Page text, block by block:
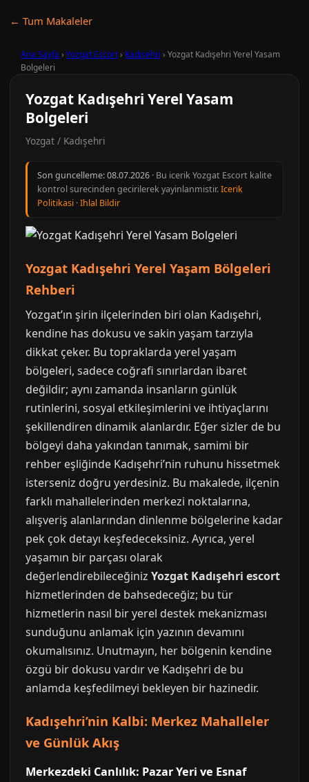
← Tum Makaleler
Ana Sayfa › Yozgat Escort› Kadışehri › Yozgat Kadışehri Yerel Yasam
Bolgeleri
Yozgat Kadışehri Yerel Yasam
Bolgeleri
Yozgat / Kadışehri
Son guncelleme:08.07.2026 · Bu icerik Yozgat Escort kalite
kontrol surecinden gecirilerek yayinlanmistir.Icerik
Politikasi ·Ihlal Bildir
Yozgat Kadışehri Yerel Yaşam Bölgeleri
Rehberi
Yozgat’ın şirin ilçelerinden biri olan Kadışehri,
kendine has dokusu ve sakin yaşam tarzıyla
dikkat çeker. Bu topraklarda yerel yaşam
bölgeleri, sadece coğrafi sınırlardan ibaret
değildir; aynı zamanda insanların günlük
rutinlerini, sosyal etkileşimlerini ve ihtiyaçlarını
şekillendiren dinamik alanlardır. Eğer sizler de bu
bölgeyi daha yakından tanımak, samimi bir
rehber eşliğinde Kadışehri’nin ruhunu hissetmek
isterseniz doğru yerdesiniz. Bu makalede, ilçenin
farklı mahallelerinden merkezi noktalarına,
alışveriş alanlarından dinlenme bölgelerine kadar
pek çok detayı keşfedeceksiniz. Ayrıca, yerel
yaşamın bir parçası olarak
değerlendirebileceğiniz Yozgat Kadışehri escort
hizmetlerinden de bahsedeceğiz; bu tür
hizmetlerin nasıl bir yerel destek mekanizması
sunduğunu anlamak için yazının devamını
okumalısınız. Unutmayın, her bölgenin kendine
özgü bir dokusu vardır ve Kadışehri de bu
anlamda keşfedilmeyi bekleyen bir hazinedir.
Kadışehri’nin Kalbi: Merkez Mahalleler
ve Günlük Akış
Merkezdeki Canlılık: Pazar Yeri ve Esnaf